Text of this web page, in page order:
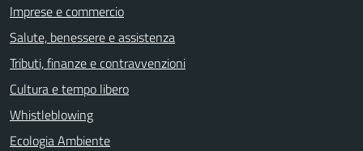
Imprese e commercio
Salute, benessere e assistenza
Tributi, finanze e contravvenzioni
Cultura e tempo libero
Whistleblowing
Ecologia Ambiente